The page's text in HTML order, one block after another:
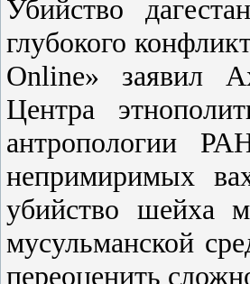
Убийство
глубокого
Online» заявил
Центра
антропологии
непримиримых
убийство шейха
мусульманской
переоценить